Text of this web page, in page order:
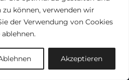
können, verwenden wir
der Verwendung von Cookies
Akzeptieren
Back
to